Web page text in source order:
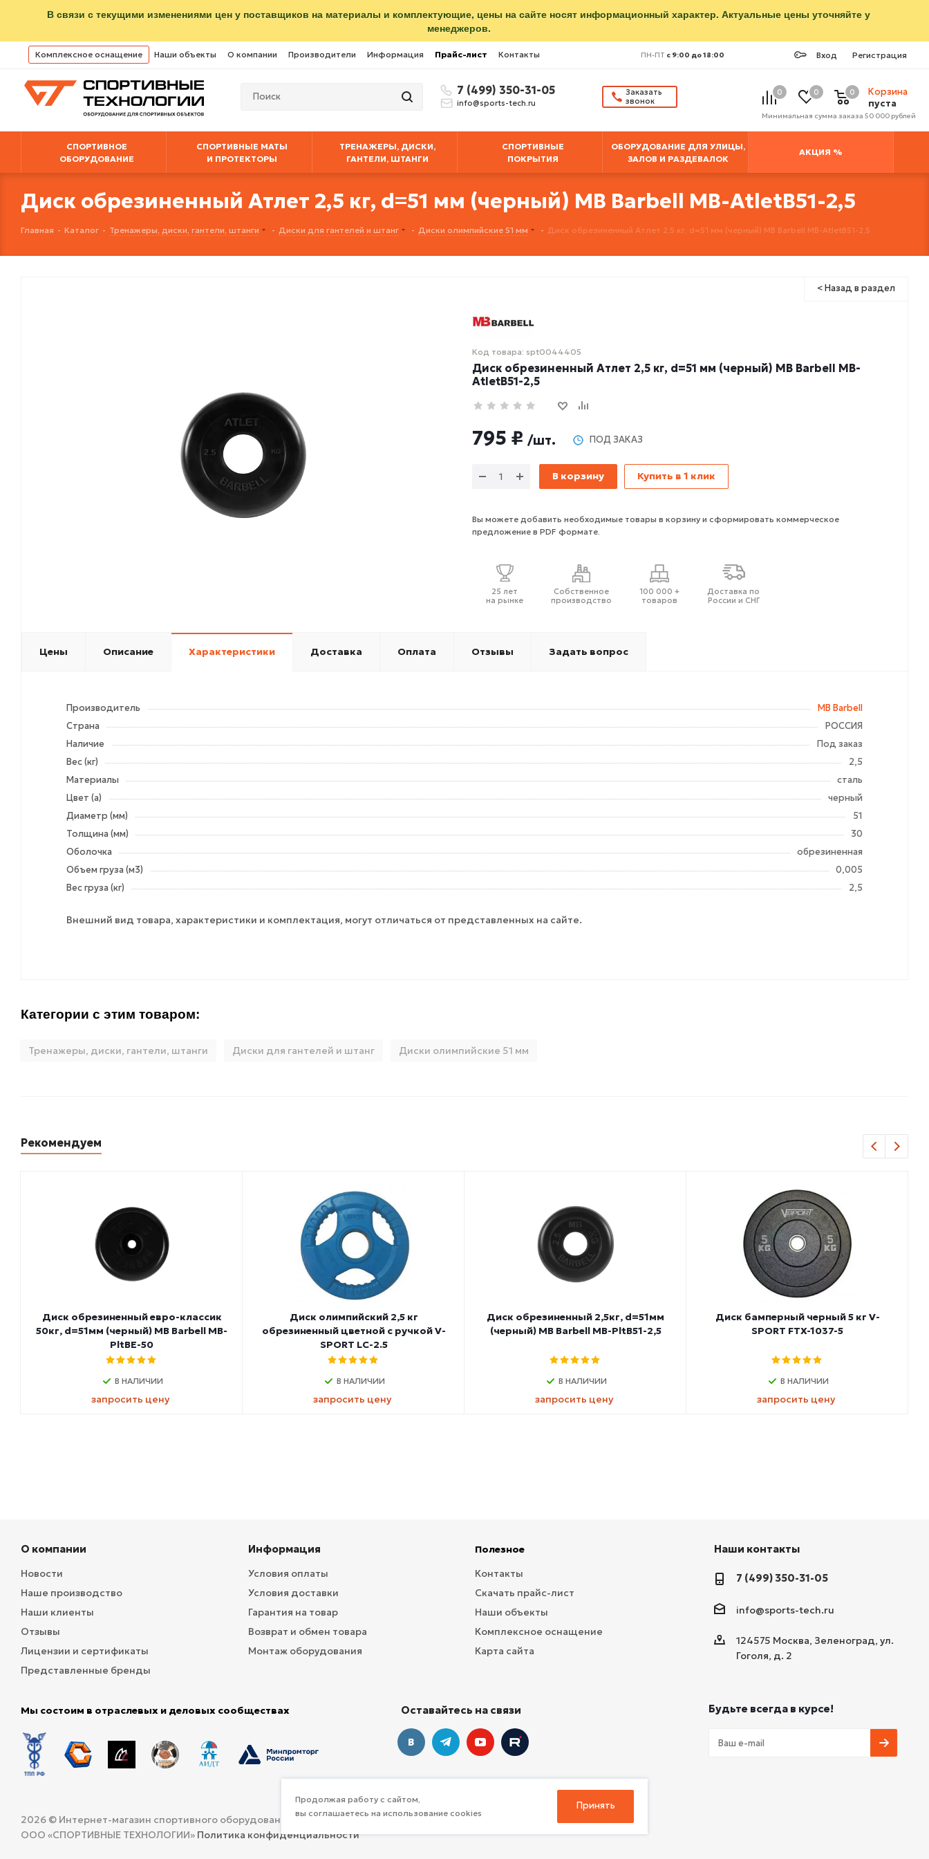
В связи с текущими изменениями цен у поставщиков на материалы и комплектующие, цены на сайте носят информационный характер. Актуальные цены уточняйте у
менеджеров.
Комплексное оснащение Наши объекты О компании Производители Информация Прайс-лист Контакты Вход Регистрация
ПН-ПТ с 9:00 до 18:00
7 (499) 350-31-05
info@sports-tech.ru
Заказать
звонок
0 0
Корзина
пуста
0
Минимальная сумма заказа 50 000 рублей
СПОРТИВНОЕ
ОБОРУДОВАНИЕ
СПОРТИВНЫЕ МАТЫ
И ПРОТЕКТОРЫ
ТРЕНАЖЕРЫ, ДИСКИ,
ГАНТЕЛИ, ШТАНГИ
СПОРТИВНЫЕ
ПОКРЫТИЯ
ОБОРУДОВАНИЕ ДЛЯ УЛИЦЫ,
ЗАЛОВ И РАЗДЕВАЛОК
АКЦИЯ %
Диск обрезиненный Атлет 2,5 кг, d=51 мм (черный) MB Barbell MB-AtletB51-2,5
Главная - Каталог - Тренажеры, диски, гантели, штанги - Диски для гантелей и штанг - Диски олимпийские 51 мм - Диск обрезиненный Атлет 2,5 кг, d=51 мм (черный) MB Barbell MB-AtletB51-2,5
< Назад в раздел
Код товара: spt0044405
Диск обрезиненный Атлет 2,5 кг, d=51 мм (черный) MB Barbell MB-
AtletB51-2,5
795 ₽ /шт. ПОД ЗАКАЗ
В корзину Купить в 1 клик
Вы можете добавить необходимые товары в корзину и сформировать коммерческое
предложение в PDF формате.
25 лет
на рынке
Собственное
производство
100 000 +
товаров
Доставка по
России и СНГ
Цены Описание Характеристики Доставка Оплата Отзывы Задать вопрос
Производитель
MB Barbell
Страна
РОССИЯ
Наличие
Под заказ
Вес (кг)
2,5
Материалы
сталь
Цвет (а)
черный
Диаметр (мм)
51
Толщина (мм)
30
Оболочка
обрезиненная
Объем груза (м3)
0,005
Вес груза (кг)
2,5
Внешний вид товара, характеристики и комплектация, могут отличаться от представленных на сайте.
Категории с этим товаром:
Тренажеры, диски, гантели, штанги Диски для гантелей и штанг Диски олимпийские 51 мм
Рекомендуем
Диск обрезиненный евро-классик
50кг, d=51мм (черный) MB Barbell MB-
PltBE-50
В НАЛИЧИИ
запросить цену
Диск олимпийский 2,5 кг
обрезиненный цветной с ручкой V-
SPORT LC-2.5
В НАЛИЧИИ
запросить цену
Диск обрезиненный 2,5кг, d=51мм
(черный) MB Barbell MB-PltB51-2,5
В НАЛИЧИИ
запросить цену
Диск бамперный черный 5 кг V-
SPORT FTX-1037-5
В НАЛИЧИИ
запросить цену
О компании
Новости
Наше производство
Наши клиенты
Отзывы
Лицензии и сертификаты
Представленные бренды
Информация
Условия оплаты
Условия доставки
Гарантия на товар
Возврат и обмен товара
Монтаж оборудования
Полезное
Контакты
Скачать прайс-лист
Наши объекты
Комплексное оснащение
Карта сайта
Наши контакты
7 (499) 350-31-05
info@sports-tech.ru
124575 Москва, Зеленоград, ул.
Гоголя, д. 2
Мы состоим в отраслевых и деловых сообществах Оставайтесь на связи Будьте всегда в курсе!
2026 © Интернет-магазин спортивного оборудования и профессионального инвентаря для спорта
ООО «СПОРТИВНЫЕ ТЕХНОЛОГИИ» Политика конфиденциальности
Продолжая работу с сайтом,
вы соглашаетесь на использование cookies
Принять